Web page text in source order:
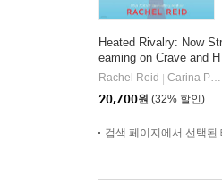
Heated Rivalry: Now Str
eaming on Crave and H
BO Max
Rachel Reid
Carina Press
20,700원 (32% 할인)
검색 페이지에서 선택